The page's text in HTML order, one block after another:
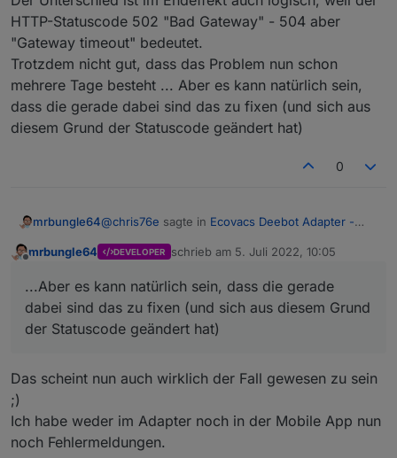
HTTP-Statuscode 502 "Bad Gateway" - 504 aber
"Gateway timeout" bedeutet.
Trotzdem nicht gut, dass das Problem nun schon
mehrere Tage besteht ... Aber es kann natürlich sein,
dass die gerade dabei sind das zu fixen (und sich aus
diesem Grund der Statuscode geändert hat)
0
mrbungle64@chris76e sagte in Ecovacs Deebot Adapter -
901.
Danke für die Rückmeldung
Inzwischen bekomme ich den Statuscode 502
Zeitüberschreitung sofort - vorher hatte es ein
paar Sekunden gedauert.
Der Unterschied ist im Endeffekt auch logisch,
weil der HTTP-Statuscode 502 "Bad Gateway" -
Trotzdem nicht gut, dass das Problem nun schon
mehrere Tage besteht ... Aber es kann natürlich
sein, dass die gerade dabei sind das zu fixen
mrbungle64 DEVELOPER schrieb am 5. Juli 2022, 10:05
zuletzt editiert von
...Aber es kann natürlich sein, dass die gerade
dabei sind das zu fixen (und sich aus diesem Grund
der Statuscode geändert hat)
Das scheint nun auch wirklich der Fall gewesen zu sein
;)
Ich habe weder im Adapter noch in der Mobile App nun
noch Fehlermeldungen.